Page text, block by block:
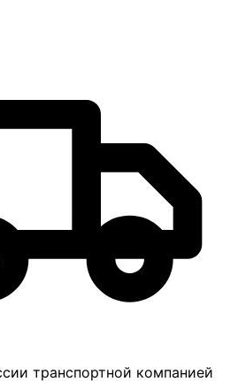
транспортной компанией